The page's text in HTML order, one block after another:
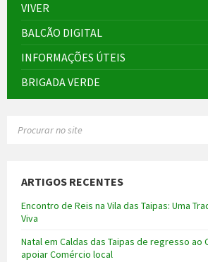
VIVER
BALCÃO DIGITAL
INFORMAÇÕES ÚTEIS
BRIGADA VERDE
ARTIGOS RECENTES
Encontro de Reis na Vila das Taipas: Uma
Viva
Natal em Caldas das Taipas de regresso ao
apoiar Comércio local